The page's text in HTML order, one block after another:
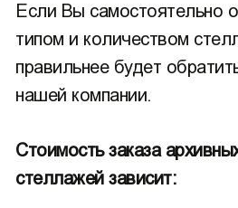
Если Вы самостоятельно
типом и количеством
правильнее будет
нашей компании.
Стоимость заказа
стеллажей зависит: